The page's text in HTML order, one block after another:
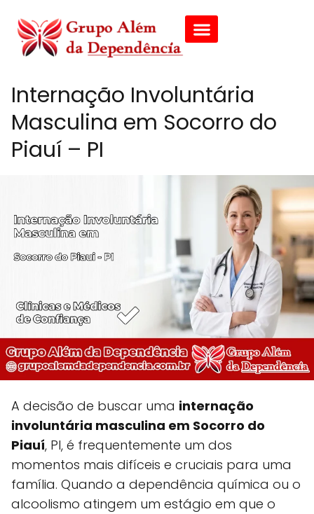
Internação Involuntária
Masculina em Socorro do
Piauí – PI
A decisão de buscar uma internação
involuntária masculina em Socorro do
Piauí, PI, é frequentemente um dos
momentos mais difíceis e cruciais para uma
família. Quando a dependência química ou o
alcoolismo atingem um estágio em que o